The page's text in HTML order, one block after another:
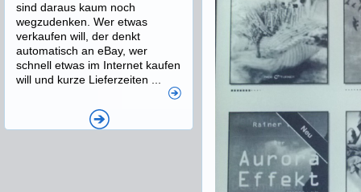
sind daraus kaum noch
wegzudenken. Wer etwas
verkaufen will, der denkt
automatisch an eBay, wer
schnell etwas im Internet kaufen
will und kurze Lieferzeiten ...